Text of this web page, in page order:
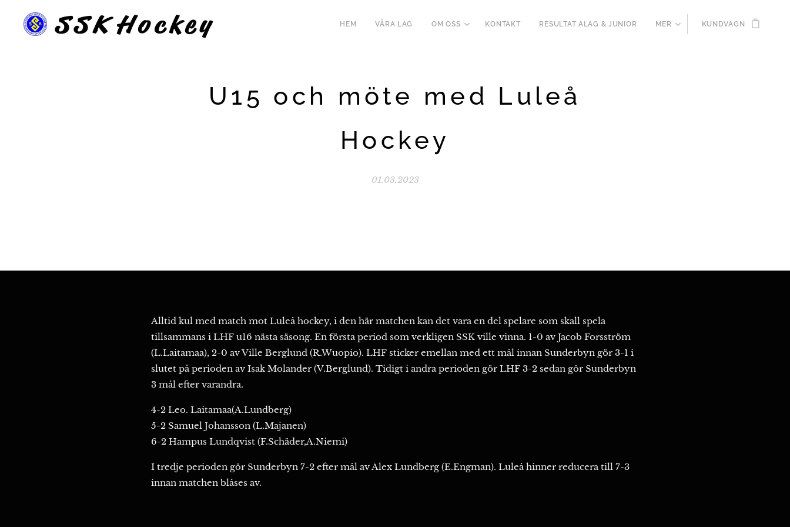
SSKHockey HEM VÅRA LAG OM OSS KONTAKT RESULTAT ALAG & JUNIOR MER KUNDVAGN
U15 och möte med Luleå
Hockey
01.03.2023
Alltid kul med match mot Luleå hockey, i den här matchen kan det vara en del spelare som skall spela
tillsammans i LHF u16 nästa säsong. En första period som verkligen SSK ville vinna. 1-0 av Jacob Forsström
(L.Laitamaa), 2-0 av Ville Berglund (R.Wuopio). LHF sticker emellan med ett mål innan Sunderbyn gör 3-1 i
slutet på perioden av Isak Molander (V.Berglund). Tidigt i andra perioden gör LHF 3-2 sedan gör Sunderbyn
3 mål efter varandra.
4-2 Leo. Laitamaa(A.Lundberg)
5-2 Samuel Johansson (L.Majanen)
6-2 Hampus Lundqvist (F.Schäder,A.Niemi)
I tredje perioden gör Sunderbyn 7-2 efter mål av Alex Lundberg (E.Engman). Luleå hinner reducera till 7-3
innan matchen blåses av.